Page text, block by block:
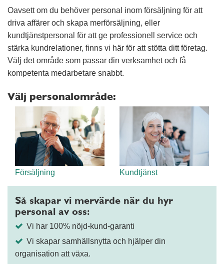
Oavsett om du behöver personal inom försäljning för att
driva affärer och skapa merförsäljning, eller
kundtjänstpersonal för att ge professionell service och
stärka kundrelationer, finns vi här för att stötta ditt företag.
Välj det område som passar din verksamhet och få
kompetenta medarbetare snabbt.
Välj personalområde:
Försäljning Kundtjänst
Så skapar vi mervärde när du hyr
personal av oss:
Vi har 100% nöjd-kund-garanti
Vi skapar samhällsnytta och hjälper din
organisation att växa.